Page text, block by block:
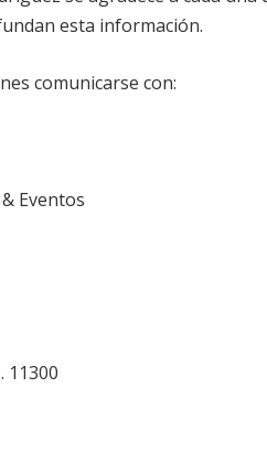
esta información.
comunicarse con:
Eventos
11300